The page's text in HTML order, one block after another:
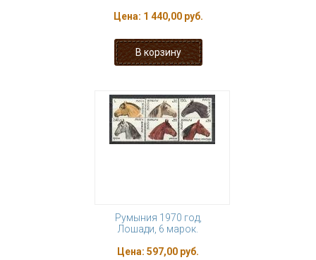
Цена: 1 440,00 руб.
Румыния 1970 год,
Лошади, 6 марок.
Цена: 597,00 руб.